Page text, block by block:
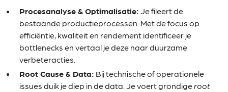
Procesanalyse & Optimalisatie: Je fileert de
bestaande productieprocessen. Met de focus op
efficiëntie, kwaliteit en rendement identificeer je
bottlenecks en vertaal je deze naar duurzame
verbeteracties.
Root Cause & Data: Bij technische of operationele
issues duik je diep in de data. Je voert grondigeroot